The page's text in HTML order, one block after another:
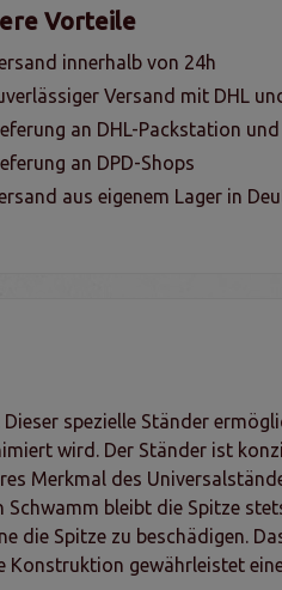
Vorteile
innerhalb von 24h
Versand mit DHL
an DHL-Packstation
an DPD-Shops
aus eigenem Lager in
spezielle Ständer
wird. Der Ständer ist
Merkmal des
bleibt die Spitze
die Spitze zu beschädigen.
gewährleistet